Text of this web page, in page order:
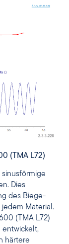
(TMA L72)
Dies
des Biege-
Material.